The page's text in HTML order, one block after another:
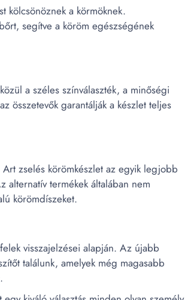
kölcsönöznek a körmöknek.
segítve a köröm egészségének
a széles színválaszték, a minőségi
összetevők garantálják a készlet teljes
zselés körömkészlet az egyik legjobb
alternatív termékek általában nem
körömdíszeket.
visszajelzései alapján. Az újabb
találunk, amelyek még magasabb